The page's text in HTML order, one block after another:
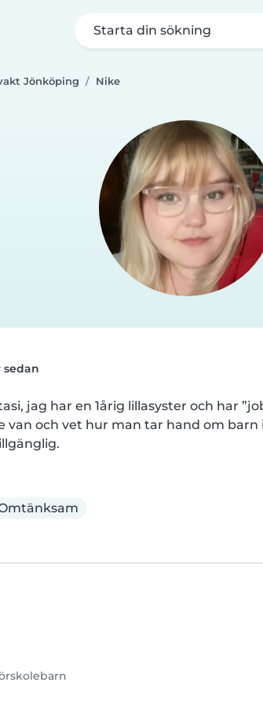
Starta din sökning
Jönköping Nike
sedan
jag har en 1årig lillasyster och har
van och vet hur man tar hand om barn